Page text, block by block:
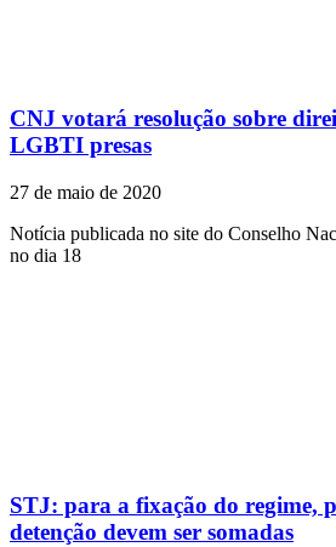
CNJ votará resolução sobre
LGBTI presas
27 de maio de 2020
Notícia publicada no site do Conselho
no dia 18
STJ: para a fixação do regime,
detenção devem ser somadas